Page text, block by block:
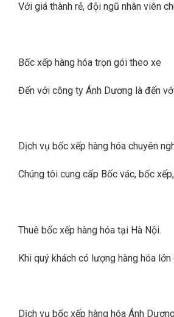
Với giá thành rẻ, đội ngũ nhân viên
Bốc xếp hàng hóa trọn gói theo xe
Đến với công ty Ánh Dương là đến
Dịch vụ bốc xếp hàng hóa chuyên
Chúng tôi cung cấp Bốc vác, bốc
Thuê bốc xếp hàng hóa tại Hà Nội.
Khi quý khách có lượng hàng hóa
Dịch vụ bốc xếp hàng hóa Ánh